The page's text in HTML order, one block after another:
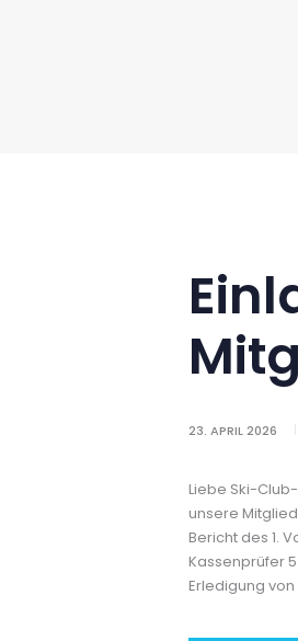
23. APRIL 2026
Liebe Ski-
unsere
Bericht des 1.
Kassenprüfer
Erledigung